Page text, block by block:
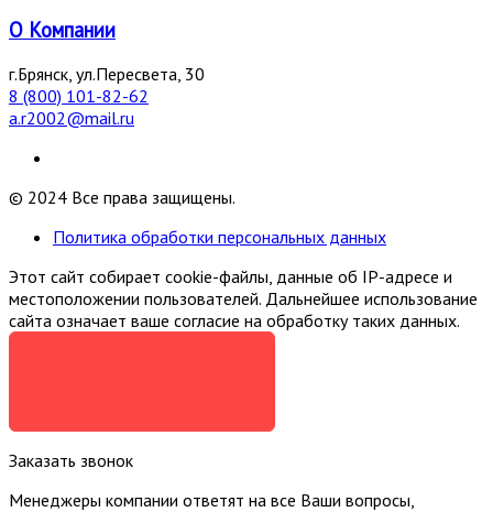
О Компании
г.Брянск, ул.Пересвета, 30
8 (800) 101-82-62
a.r2002@mail.ru
© 2024 Все права защищены.
Политика обработки персональных данных
Этот сайт собирает cookie-файлы, данные об IP-адресе и
местоположении пользователей. Дальнейшее использование
сайта означает ваше согласие на обработку таких данных.
Заказать звонок
Менеджеры компании ответят на все Ваши вопросы,